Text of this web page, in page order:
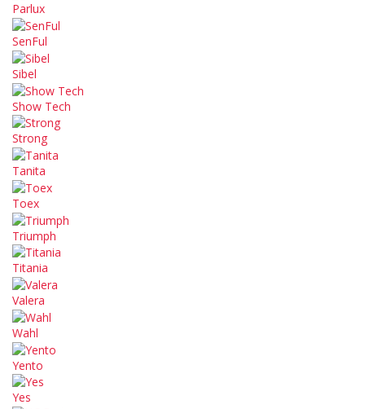
Parlux
SenFul
Sibel
Show Tech
Strong
Tanita
Toex
Triumph
Titania
Valera
Wahl
Yento
Yes